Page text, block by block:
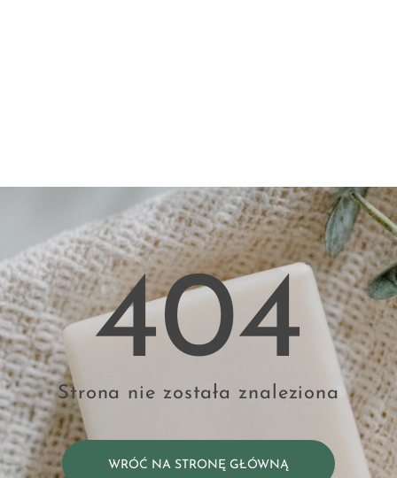
404
Strona nie została znaleziona
WRÓĆ NA STRONĘ GŁÓWNĄ